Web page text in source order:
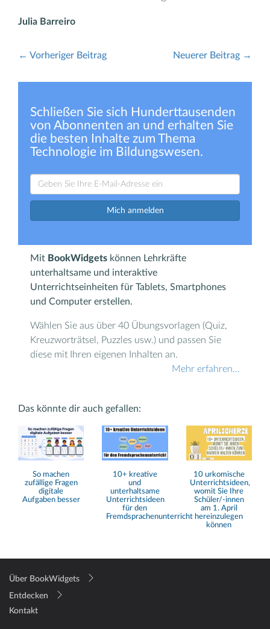
Julia Barreiro
← Vorheriger Beitrag Neuerer Beitrag →
Schließen Sie sich Hunderttausenden
von Abonnenten an und erhalten Sie
die besten Inhalte zum Thema
Technologie im Bildungswesen.
Mich anmelden
Mit BookWidgets können Lehrkräfte
unterhaltsame und interaktive
Unterrichtseinheiten für Tablets, Smartphones
und Computer erstellen.
Wählen Sie aus über 40 Übungsvorlagen (Quiz,
Kreuzworträtsel, Puzzles usw.) und passen Sie
diese mit Ihren eigenen Inhalten an.
Mehr erfahren…
Das könnte dir auch gefallen:
So machen
zufällige Fragen
digitale
Aufgaben besser
10+ kreative
und
unterhaltsame
Unterrichtsideen
für den
Fremdsprachenunterricht
10 urkomische
Unterrichtsideen,
womit Sie Ihre
Schüler/-innen
am 1. April
hereinzulegen
können
Über BookWidgets
Entdecken
Kontakt